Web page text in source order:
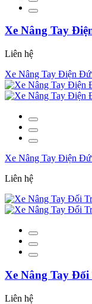
Xe Nâng Tay
Liên hệ
Xe Nâng Tay Điện
Xe Nâng Tay Điện
Liên hệ
Xe Nâng Tay
Liên hệ